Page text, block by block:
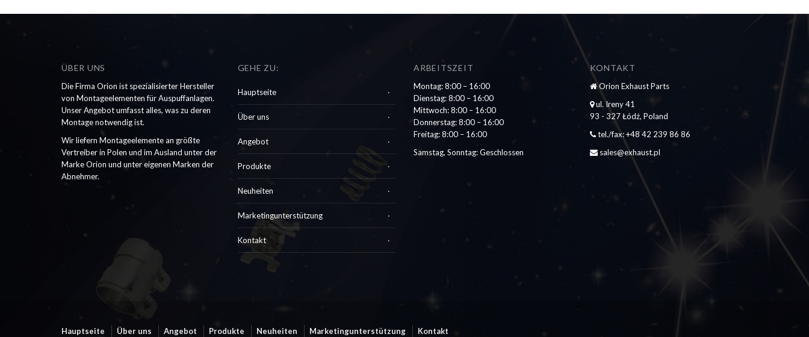
ÜBER UNS
Die Firma Orion ist spezialisierter Hersteller
von Montageelementen für Auspuffanlagen.
Unser Angebot umfasst alles, was zu deren
Montage notwendig ist.
Wir liefern Montageelemente an größte
Vertreiber in Polen und im Ausland unter der
Marke Orion und unter eigenen Marken der
Abnehmer.
GEHE ZU:
Hauptseite
Über uns
Angebot
Produkte
Neuheiten
Marketingunterstützung
Kontakt
ARBEITSZEIT
Montag: 8:00 – 16:00
Dienstag: 8:00 – 16:00
Mittwoch: 8:00 – 16:00
Donnerstag: 8:00 – 16:00
Freitag: 8:00 – 16:00
Samstag, Sonntag: Geschlossen
KONTAKT
Orion Exhaust Parts
ul. Ireny 41
93 - 327 Łódź, Poland
tel./fax: +48 42 239 86 86
sales@exhaust.pl
Hauptseite Über uns Angebot Produkte Neuheiten Marketingunterstützung Kontakt